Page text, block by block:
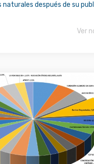
naturales después de su
Ver